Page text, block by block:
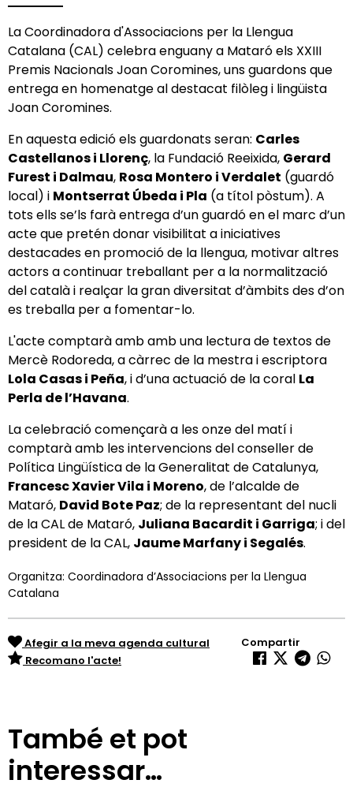
La Coordinadora d'Associacions per la Llengua
Catalana (CAL) celebra enguany a Mataró els XXIII
Premis Nacionals Joan Coromines, uns guardons que
entrega en homenatge al destacat filòleg i lingüista
Joan Coromines.
En aquesta edició els guardonats seran: Carles
Castellanos i Llorenç, la Fundació Reeixida, Gerard
Furest i Dalmau, Rosa Montero i Verdalet (guardó
local) i Montserrat Úbeda i Pla (a títol pòstum). A
tots ells se’ls farà entrega d’un guardó en el marc d’un
acte que pretén donar visibilitat a iniciatives
destacades en promoció de la llengua, motivar altres
actors a continuar treballant per a la normalització
del català i realçar la gran diversitat d’àmbits des d’on
es treballa per a fomentar-lo.
L'acte comptarà amb amb una lectura de textos de
Mercè Rodoreda, a càrrec de la mestra i escriptora
Lola Casas i Peña, i d’una actuació de la coral La
Perla de l’Havana.
La celebració començarà a les onze del matí i
comptarà amb les intervencions del conseller de
Política Lingüística de la Generalitat de Catalunya,
Francesc Xavier Vila i Moreno, de l’alcalde de
Mataró, David Bote Paz; de la representant del nucli
de la CAL de Mataró, Juliana Bacardit i Garriga; i del
president de la CAL, Jaume Marfany i Segalés.
Organitza: Coordinadora d’Associacions per la Llengua
Catalana
Afegir a la meva agenda cultural
Recomano l'acte!
Compartir
També et pot
interessar…